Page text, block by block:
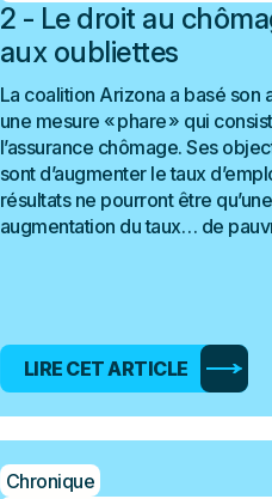
2 - Le droit au
aux oubliettes
La coalition Arizona a basé son
une mesure « phare » qui
l’assurance chômage. Ses
sont d’augmenter le taux
résultats ne pourront être qu’une
augmentation du taux… de
LIRE CET ARTICLE
Chronique